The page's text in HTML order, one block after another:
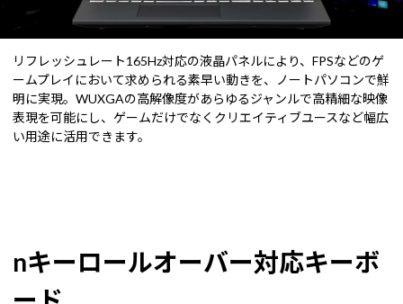
リフレッシュレート165Hz対応の液晶パネルにより、FPSなどのゲ
ームプレイにおいて求められる素早い動きを、ノートパソコンで鮮
明に実現。WUXGAの高解像度があらゆるジャンルで高精細な映像
表現を可能にし、ゲームだけでなくクリエイティブユースなど幅広
い用途に活用できます。
nキーロールオーバー対応キーボ